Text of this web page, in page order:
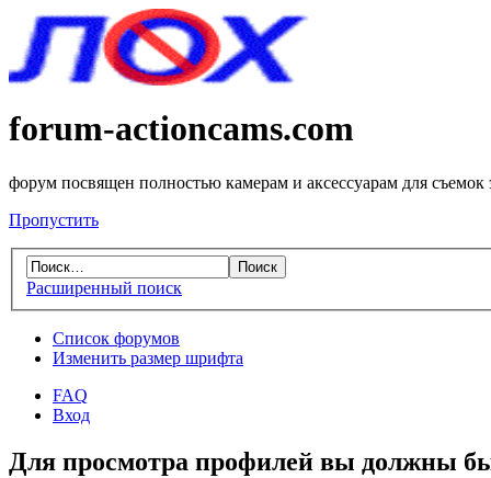
forum-actioncams.com
форум посвящен полностью камерам и аксессуарам для съемок
Пропустить
Расширенный поиск
Список форумов
Изменить размер шрифта
FAQ
Вход
Для просмотра профилей вы должны